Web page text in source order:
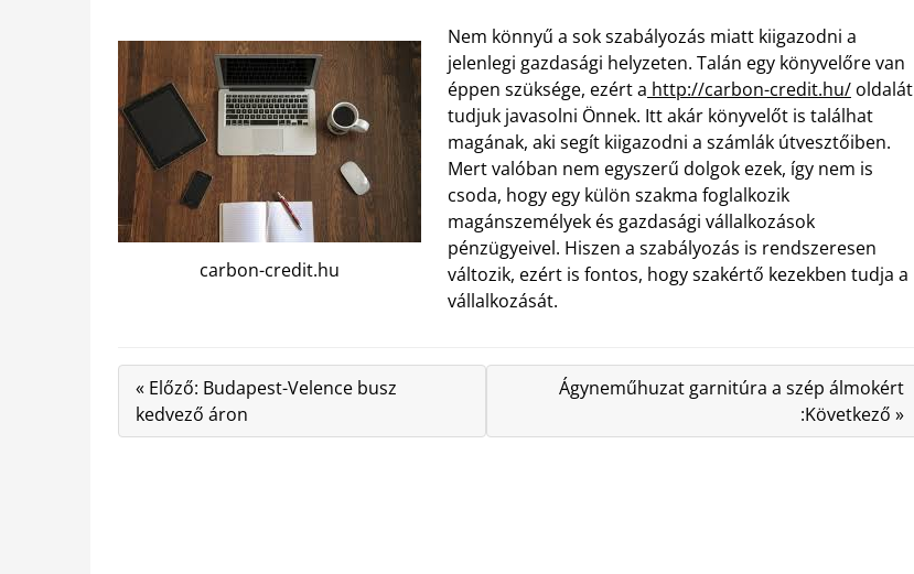
carbon-credit.hu
Nem könnyű a sok szabályozás miatt kiigazodni a
jelenlegi gazdasági helyzeten. Talán egy könyvelőre van
éppen szüksége, ezért a http://carbon-credit.hu/ oldalát
tudjuk javasolni Önnek. Itt akár könyvelőt is találhat
magának, aki segít kiigazodni a számlák útvesztőiben.
Mert valóban nem egyszerű dolgok ezek, így nem is
csoda, hogy egy külön szakma foglalkozik
magánszemélyek és gazdasági vállalkozások
pénzügyeivel. Hiszen a szabályozás is rendszeresen
változik, ezért is fontos, hogy szakértő kezekben tudja a
vállalkozását.
« Előző: Budapest-Velence busz
kedvező áron
Ágyneműhuzat garnitúra a szép álmokért
:Következő »